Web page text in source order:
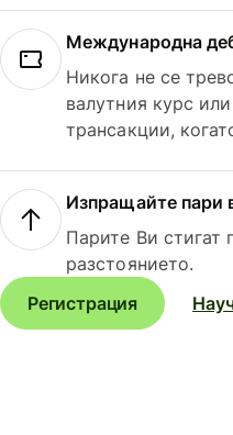
Международна
Никога не се
валутния курс
трансакции,
Изпращайте пари
Парите Ви стигат
разстоянието.
Регистрация